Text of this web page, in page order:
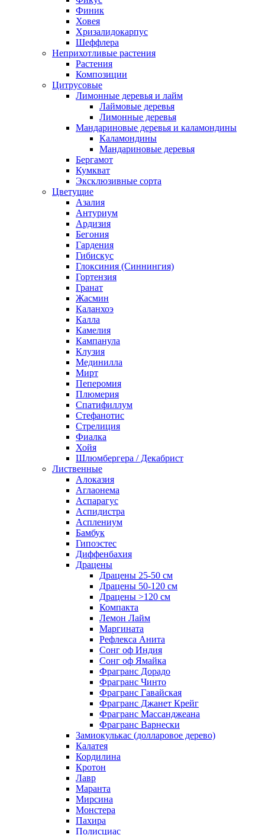
Финик
Ховея
Хризалидокарпус
Шеффлера
Неприхотливые растения
Растения
Композиции
Цитрусовые
Лимонные деревья и лайм
Лаймовые деревья
Лимонные деревья
Мандариновые деревья и каламондины
Каламондины
Мандариновые деревья
Бергамот
Кумкват
Эксклюзивные сорта
Цветущие
Азалия
Антуриум
Ардизия
Бегония
Гардения
Гибискус
Глоксиния (Синнингия)
Гортензия
Гранат
Жасмин
Каланхоэ
Калла
Камелия
Кампанула
Клузия
Мединилла
Мирт
Пеперомия
Плюмерия
Спатифиллум
Стефанотис
Стрелиция
Фиалка
Хойя
Шлюмбергера / Декабрист
Лиственные
Алоказия
Аглаонема
Аспарагус
Аспидистра
Асплениум
Бамбук
Гипоэстес
Диффенбахия
Драцены
Драцены 25-50 см
Драцены 50-120 см
Драцены >120 см
Компакта
Лемон Лайм
Маргината
Рефлекса Анита
Сонг оф Индия
Сонг оф Ямайка
Фрагранс Дорадо
Фрагранс Чинто
Фрагранс Гавайская
Фрагранс Джанет Крейг
Фрагранс Массанджеана
Фрагранс Варнески
Замиокулькас (долларовое дерево)
Калатея
Кордилина
Кротон
Лавр
Маранта
Мирсина
Монстера
Пахира
Полисциас